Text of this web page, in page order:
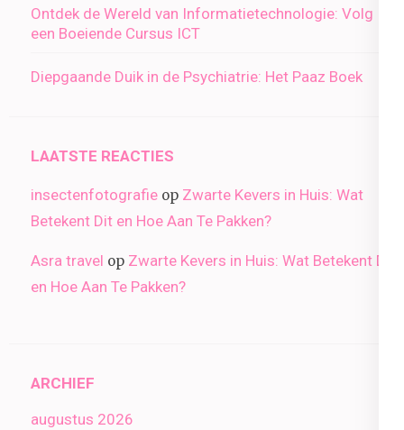
Ontdek de Wereld van Informatietechnologie: Volg
een Boeiende Cursus ICT
Diepgaande Duik in de Psychiatrie: Het Paaz Boek
LAATSTE REACTIES
insectenfotografie op Zwarte Kevers in Huis: Wat
Betekent Dit en Hoe Aan Te Pakken?
Asra travel op Zwarte Kevers in Huis: Wat Betekent Dit
en Hoe Aan Te Pakken?
ARCHIEF
augustus 2026